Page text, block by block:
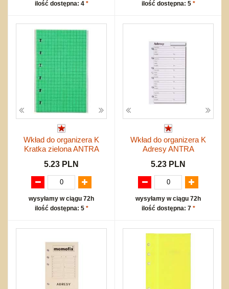
ilość dostępna: 4 *
ilość dostępna: 5 *
Wkład do organizera K
Kratka zielona ANTRA
5.23 PLN
wysyłamy w ciągu 72h
ilość dostępna: 5 *
Wkład do organizera K
Adresy ANTRA
5.23 PLN
wysyłamy w ciągu 72h
ilość dostępna: 7 *